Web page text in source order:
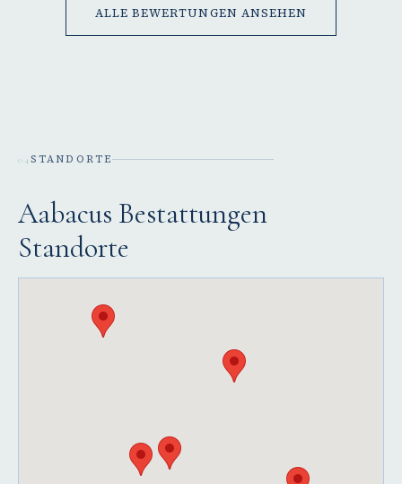
ALLE BEWERTUNGEN ANSEHEN
04STANDORTE
Aabacus Bestattungen
Standorte